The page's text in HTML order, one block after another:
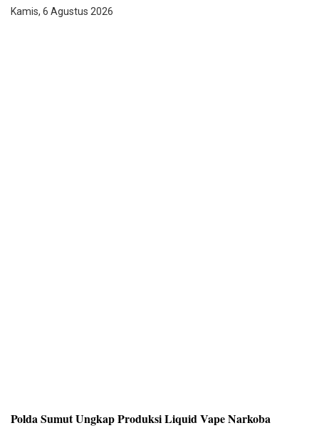
Kamis, 6 Agustus 2026
Polda Sumut Ungkap Produksi Liquid Vape Narkoba